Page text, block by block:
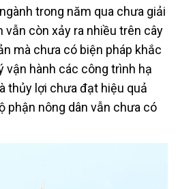
trong năm qua chưa giải
còn xảy ra nhiều trên cây
mà chưa có biện pháp khắc
vận hành các công trình hạ
thủy lợi chưa đạt hiệu quả
phận nông dân vẫn chưa có